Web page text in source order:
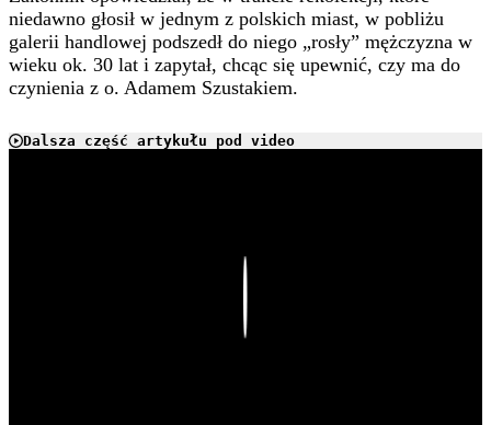
niedawno głosił w jednym z polskich miast, w pobliżu
galerii handlowej podszedł do niego „rosły” mężczyzna w
wieku ok. 30 lat i zapytał, chcąc się upewnić, czy ma do
czynienia z o. Adamem Szustakiem.
Dalsza część artykułu pod video